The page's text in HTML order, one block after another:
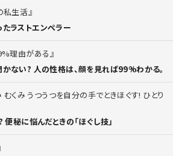
私生活
ラストエンペラー
理由がある
ない? 人の性格は、顔を見れば99%わかる。
くみ うつうつを自分の手でときほぐす! ひとり
秘に悩んだときの「ほぐし技」